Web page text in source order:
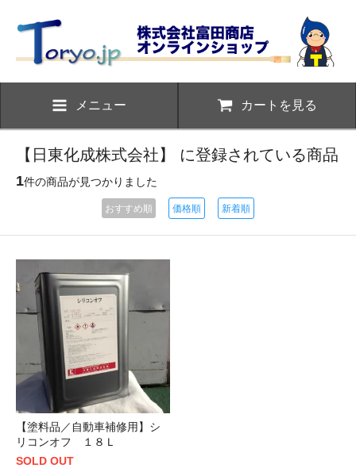
メニュー カートを見る
【日東化成株式会社】 に登録されている商品
1件の商品が見つかりました
おすすめ順 価格順 新着順
【塗料品／自動車補修用】シ
リコンオフ １８Ｌ
SOLD OUT